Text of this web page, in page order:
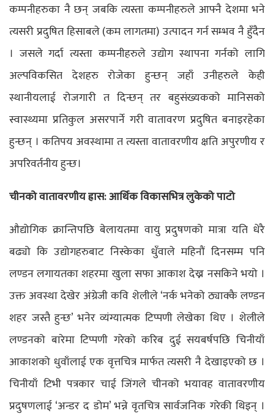
कम्पनीहरुका नै छन् जबकि त्यस्ता कम्पनीहरुले आफ्नै देशमा भने
त्यसरी प्रदुषित हिसाबले (कम लागतमा) उत्पादन गर्न सम्भव नै हुँदैन
। जसले गर्दा त्यस्ता कम्पनीहरुले उद्योग स्थापना गर्नको लागि
अल्पविकसित देशहरु रोजेका हुन्छन् जहाँ उनीहरुले केही
स्थानीयलाई रोजगारी त दिन्छन् तर बहुसंख्यकको मानिसको
स्वास्थ्यमा प्रतिकुल असरपार्ने गरी वातावरण प्रदुषित बनाइरहेका
हुन्छन् । कतिपय अवस्थामा त त्यस्ता वातावरणीय क्षति अपुरणीय र
अपरिवर्तनीय हुन्छ।
चीनको वातावरणीय ह्रास: आर्थिक विकासभित्र लुकेको पाटो
औद्योगिक क्रान्तिपछि बेलायतमा वायु प्रदुषणको मात्रा यति धेरै
बढ्यो कि उद्योगहरुबाट निस्केका धुँवाले महिनौं दिनसम्म पनि
लण्डन लगायतका शहरमा खुला सफा आकाश देख्न नसकिने भयो ।
उक्त अवस्था देखेर अंग्रेजी कवि शेलीले ‘नर्क भनेको ठ्याक्कै लण्डन
शहर जस्तै हुन्छ’ भनेर व्यंग्यात्मक टिप्पणी लेखेका थिए । शेलीले
लण्डनको बारेमा टिप्पणी गरेको करिब दुई सयबर्षपछि चिनीयाँ
आकाशको धुवाँलाई एक वृत्तचित्र मार्फत त्यसरी नै देखाइएको छ ।
चिनीयाँ टिभी पत्रकार चाई जिंगले चीनको भयावह वातावरणीय
प्रदुषणलाई ‘अन्डर द डोम’ भन्ने वृतचित्र सार्वजनिक गरेकी थिइन् ।